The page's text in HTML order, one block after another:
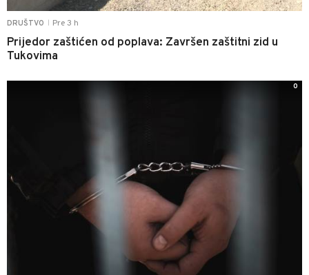
DRUŠTVO Pre 3 h
Prijedor zaštićen od poplava: Završen zaštitni zid u
Tukovima
0